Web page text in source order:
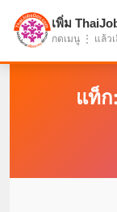
แบ่งปันโอก
แท็ก
เพิ่ม
กดเมนู ⋮ แล้ว